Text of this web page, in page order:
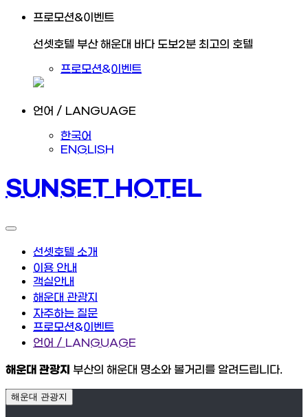
프로모션&이벤트
선셋호텔 부산 해운대 바다 도보2분 최고의 호텔
프로모션&이벤트
언어 / LANGUAGE
한국어
ENGLISH
SUNSET HOTEL
선셋호텔 소개
이용 안내
객실안내
해운대 관광지
자주하는 질문
프로모션&이벤트
언어 / LANGUAGE
해운대 관광지 부산의 해운대 명소와 볼거리를 알려드립니다.
해운대 관광지